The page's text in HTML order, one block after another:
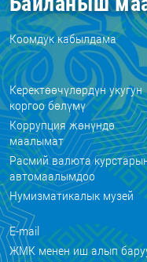
Коомдук кабылдама
Керектөөчүлөрдүн укугун
коргоо бөлүмү
Коррупция жөнүндө
маалымат
Расмий валюта
автомаалымдоо
Нумизматикалык музей
E-mail
ЖМК менен иш алып